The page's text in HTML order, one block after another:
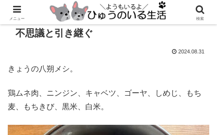
不思議と引き継ぐ
2024.08.31
きょうの八朔メシ。
鶏ムネ肉、ニンジン、キャベツ、ゴーヤ、しめじ、もち
麦、もちきび、黒米、白米。
メニュー 検索